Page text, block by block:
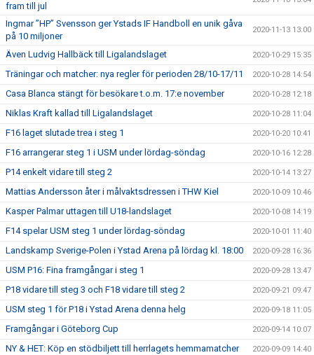
fram till jul
Ingmar ”HP” Svensson ger Ystads IF Handboll en unik gåva
på 10 miljoner
2020-11-13 13:00
Även Ludvig Hallbäck till Ligalandslaget 2020-10-29 15:35
Träningar och matcher: nya regler för perioden 28/10-17/11 2020-10-28 14:54
Casa Blanca stängt för besökare t.o.m. 17:e november 2020-10-28 12:18
Niklas Kraft kallad till Ligalandslaget 2020-10-28 11:04
F16 laget slutade trea i steg 1 2020-10-20 10:41
F16 arrangerar steg 1 i USM under lördag-söndag 2020-10-16 12:28
P14 enkelt vidare till steg 2 2020-10-14 13:27
Mattias Andersson åter i målvaktsdressen i THW Kiel 2020-10-09 10:46
Kasper Palmar uttagen till U18-landslaget 2020-10-08 14:19
F14 spelar USM steg 1 under lördag-söndag 2020-10-01 11:40
Landskamp Sverige-Polen i Ystad Arena på lördag kl. 18:00 2020-09-28 16:36
USM P16: Fina framgångar i steg 1 2020-09-28 13:47
P18 vidare till steg 3 och F18 vidare till steg 2 2020-09-21 09:47
USM steg 1 för P18 i Ystad Arena denna helg 2020-09-18 11:05
Framgångar i Göteborg Cup 2020-09-14 10:07
NY & HET: Köp en stödbiljett till herrlagets hemmamatcher 2020-09-09 14:40